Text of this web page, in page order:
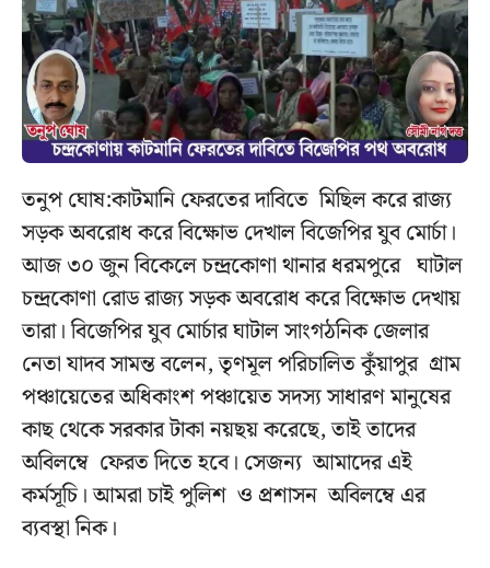
তনুপ ঘোষ:কাটমানি ফেরতের দাবিতে মিছিল করে রাজ্য
সড়ক অবরোধ করে বিক্ষোভ দেখাল বিজেপির যুব মোর্চা।
আজ ৩০ জুন বিকেলে চন্দ্রকোণা থানার ধরমপুরে ঘাটাল
চন্দ্রকোণা রোড রাজ্য সড়ক অবরোধ করে বিক্ষোভ দেখায়
তারা। বিজেপির যুব মোর্চার ঘাটাল সাংগঠনিক জেলার
নেতা যাদব সামন্ত বলেন, তৃণমূল পরিচালিত কুঁয়াপুর গ্রাম
পঞ্চায়েতের অধিকাংশ পঞ্চায়েত সদস্য সাধারণ মানুষের
কাছ থেকে সরকার টাকা নয়ছয় করেছে, তাই তাদের
অবিলম্বে ফেরত দিতে হবে। সেজন্য আমাদের এই
কর্মসূচি। আমরা চাই পুলিশ ও প্রশাসন অবিলম্বে এর
ব্যবস্থা নিক।